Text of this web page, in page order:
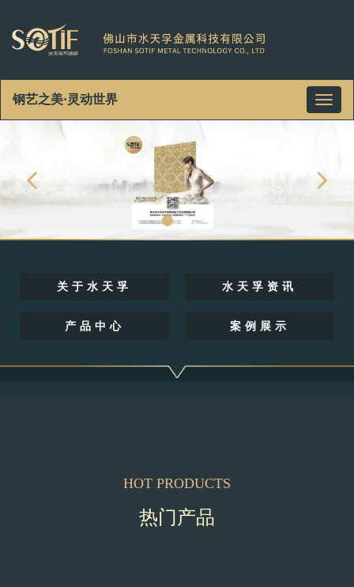
钢艺之美·灵动世界
关于水天孚 水天孚资讯
产品中心 案例展示
HOT PRODUCTS
热门产品